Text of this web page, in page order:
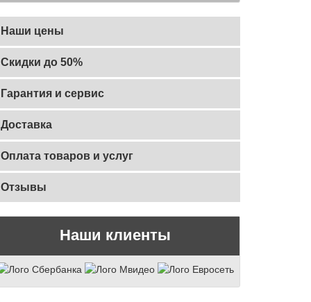
Наши цены
Скидки до 50%
Гарантия и сервис
Доставка
Оплата товаров и услуг
Отзывы
Наши клиенты